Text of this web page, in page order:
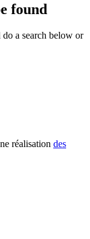
found
a search below or
réalisation des